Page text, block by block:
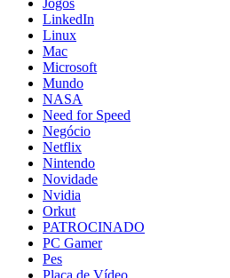
LinkedIn
Linux
Mac
Microsoft
Mundo
NASA
Need for Speed
Negócio
Netflix
Nintendo
Novidade
Nvidia
Orkut
PATROCINADO
PC Gamer
Pes
Placa de Vídeo